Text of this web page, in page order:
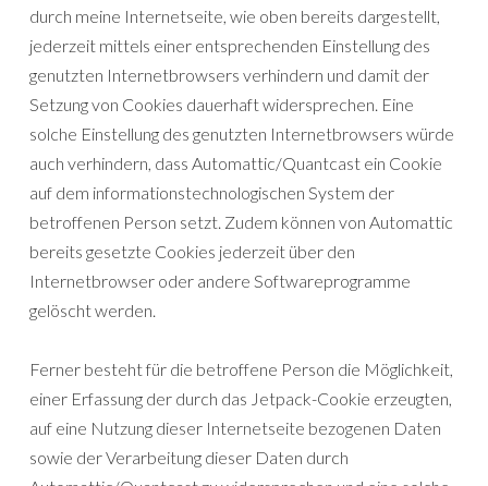
durch meine Internetseite, wie oben bereits dargestellt,
jederzeit mittels einer entsprechenden Einstellung des
genutzten Internetbrowsers verhindern und damit der
Setzung von Cookies dauerhaft widersprechen. Eine
solche Einstellung des genutzten Internetbrowsers würde
auch verhindern, dass Automattic/Quantcast ein Cookie
auf dem informationstechnologischen System der
betroffenen Person setzt. Zudem können von Automattic
bereits gesetzte Cookies jederzeit über den
Internetbrowser oder andere Softwareprogramme
gelöscht werden.
Ferner besteht für die betroffene Person die Möglichkeit,
einer Erfassung der durch das Jetpack-Cookie erzeugten,
auf eine Nutzung dieser Internetseite bezogenen Daten
sowie der Verarbeitung dieser Daten durch